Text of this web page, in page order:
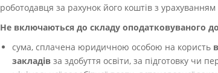
роботодавця за рахунок його коштів з урахуванням
Не включаються до складу оподатковуваного
сума, сплачена юридичною особою на користь
закладів за здобуття освіти, за підготовку чи